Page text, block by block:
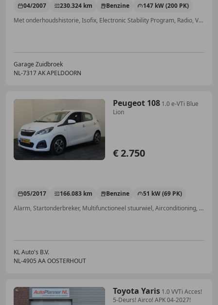
04/2007 230.324 km Benzine
147 kW (200 PK)
Met onderhoudshistorie, Isofix, Electronic Stability Program, Radio, Voorruitverwarming, Navigatiesysteem, Centrale deurvergrendeling met afstandsbediening, CD
Garage Zuidbroek
NL-7317 AK APELDOORN
Peugeot 108 1.0 e-VTi Blue
Lion
€ 2.750
05/2017 166.083 km Benzine
51 kW (69 PK)
Alarm, Startonderbreker, Multifunctioneel stuurwiel, Airconditioning, Elektrische ramen, Mistlampen, Airbag passagier, Radio
KL Auto's B.V.
NL-4905 AA OOSTERHOUT
Toyota Yaris 1.0 VVTi Acces!
5-Deurs! Airco! APK 04-2027!